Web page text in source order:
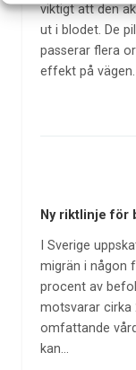
viktigt att den
ut i blodet. De
passerar flera
effekt på
Ny riktlinje för
I Sverige
migrän i någon
procent av
motsvarar cirka
omfattande
kan…